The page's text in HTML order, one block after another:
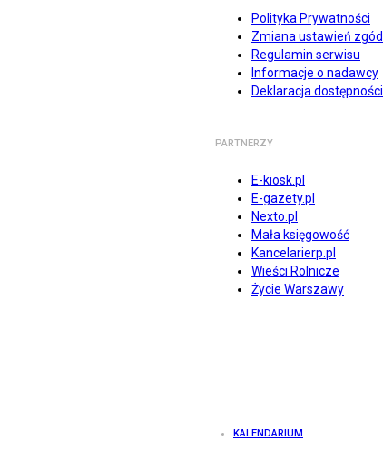
Polityka Prywatności
Zmiana ustawień zgód
Regulamin serwisu
Informacje o nadawcy
Deklaracja dostępności
PARTNERZY
E-kiosk.pl
E-gazety.pl
Nexto.pl
Mała księgowość
Kancelarierp.pl
Wieści Rolnicze
Życie Warszawy
KALENDARIUM